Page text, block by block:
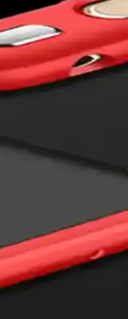
enerjilere karşı
bir seçenek
Uzun vadeli
uzun ömürlü
korur, kartlık alanı ve